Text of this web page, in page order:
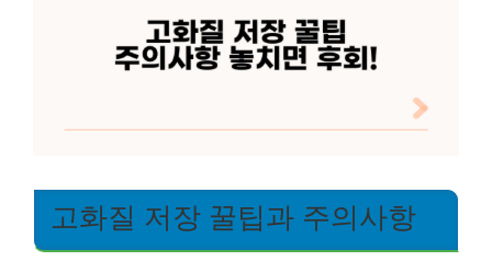
고화질 저장 꿀팁과 주의사항